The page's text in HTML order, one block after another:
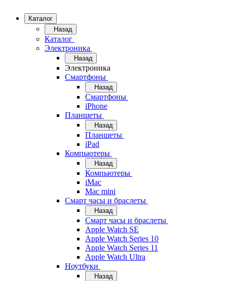
Каталог
Назад
Каталог
Электроника
Назад
Электроника
Смартфоны
Назад
Смартфоны
iPhone
Планшеты
Назад
Планшеты
iPad
Компьютеры
Назад
Компьютеры
iMac
Mac mini
Смарт часы и браслеты
Назад
Смарт часы и браслеты
Apple Watch SE
Apple Watch Series 10
Apple Watch Series 11
Apple Watch Ultra
Ноутбуки
Назад